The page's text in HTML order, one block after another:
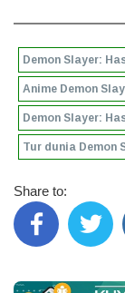
Demon Slayer:
Anime Demon
Demon Slayer:
Tur dunia Demon
Share to: